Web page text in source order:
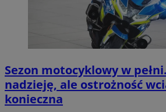
Sezon motocyklowy w
nadzieję, ale ostrożność
konieczna